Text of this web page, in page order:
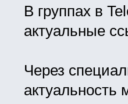
В группах в
актуальные
Через
актуальность